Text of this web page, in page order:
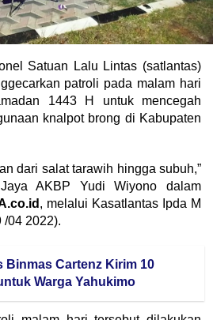
Satuan Lalu Lintas (satlantas)
patroli pada malam hari
1443 H untuk mencegah
knalpot brong di Kabupaten
dari salat tarawih hingga subuh,”
AKBP Yudi Wiyono dalam
, melalui Kasatlantas Ipda M
/04 2022).
Binmas Cartenz Kirim 10
Warga Yahukimo